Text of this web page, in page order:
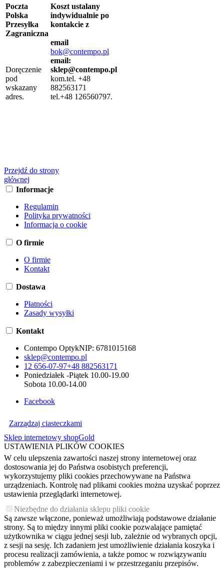
Poczta
Polska
Przesyłka
Zagraniczna
Doręczenie
pod
wskazany
adres.
Koszt ustalany
indywidualnie po
kontakcie z
email
bok@contempo.pl
email:
sklep@contempo.pl
kom.tel. +48
882563171
tel.+48 126560797.
Przejdź do strony
głównej
Informacje
Regulamin
Polityka prywatności
Informacja o cookie
O firmie
O firmie
Kontakt
Dostawa
Płatności
Zasady wysyłki
Kontakt
Contempo OptykNIP: 6781015168
sklep@contempo.pl
12 656-07-97+48 882563171
Poniedziałek -Piątek 10.00-19.00
Sobota 10.00-14.00
Facebook
Zarządzaj ciasteczkami
Sklep internetowy shopGold
USTAWIENIA PLIKÓW COOKIES
W celu ulepszenia zawartości naszej strony internetowej oraz
dostosowania jej do Państwa osobistych preferencji,
wykorzystujemy pliki cookies przechowywane na Państwa
urządzeniach. Kontrolę nad plikami cookies można uzyskać poprzez
ustawienia przeglądarki internetowej.
Niezbędne do działania sklepu pliki cookie
Są zawsze włączone, ponieważ umożliwiają podstawowe działanie
strony. Są to między innymi pliki cookie pozwalające pamiętać
użytkownika w ciągu jednej sesji lub, zależnie od wybranych opcji,
z sesji na sesję. Ich zadaniem jest umożliwienie działania koszyka i
procesu realizacji zamówienia, a także pomoc w rozwiązywaniu
problemów z zabezpieczeniami i w przestrzeganiu przepisów.